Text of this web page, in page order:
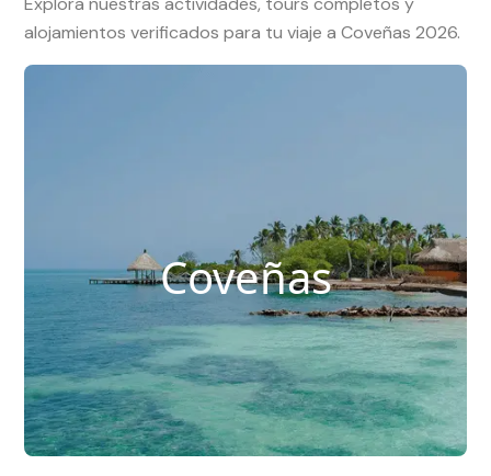
alojamientos verificados para tu viaje a Coveñas 2026.
Coveñas